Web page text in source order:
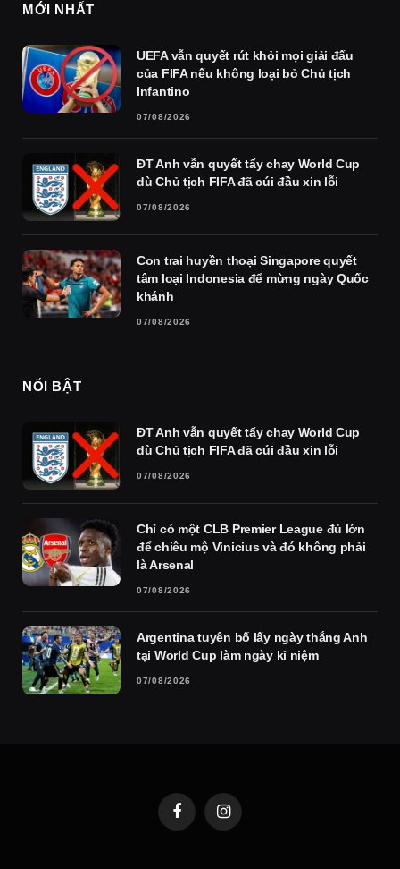
MỚI NHẤT
UEFA vẫn quyết rút khỏi mọi giải đấu
của FIFA nếu không loại bỏ Chủ tịch
Infantino
07/08/2026
ĐT Anh vẫn quyết tẩy chay World Cup
dù Chủ tịch FIFA đã cúi đầu xin lỗi
07/08/2026
Con trai huyền thoại Singapore quyết
tâm loại Indonesia để mừng ngày Quốc
khánh
07/08/2026
NỔI BẬT
ĐT Anh vẫn quyết tẩy chay World Cup
dù Chủ tịch FIFA đã cúi đầu xin lỗi
07/08/2026
Chỉ có một CLB Premier League đủ lớn
để chiêu mộ Vinicius và đó không phải
là Arsenal
07/08/2026
Argentina tuyên bố lấy ngày thắng Anh
tại World Cup làm ngày kỉ niệm
07/08/2026
FacebookInstagram